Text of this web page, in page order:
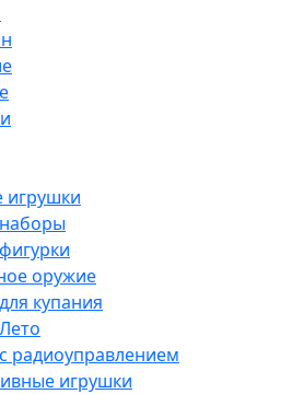
игрушки
оружие
купания
радиоуправлением
игрушки